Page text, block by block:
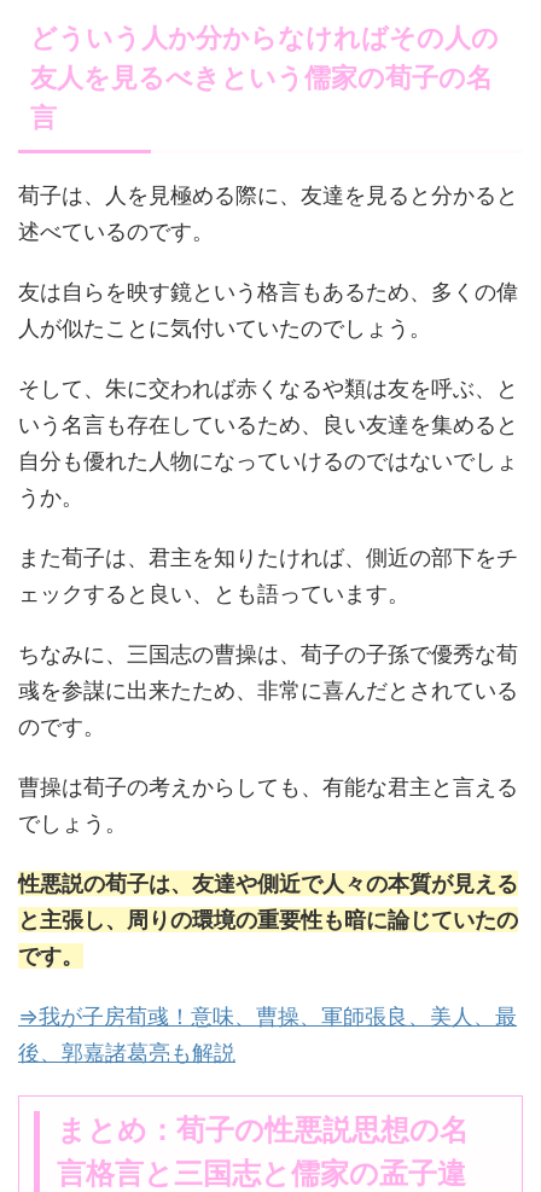
どういう人か分からなければその人の
友人を見るべきという儒家の荀子の名
言
荀子は、人を見極める際に、友達を見ると分かると
述べているのです。
友は自らを映す鏡という格言もあるため、多くの偉
人が似たことに気付いていたのでしょう。
そして、朱に交われば赤くなるや類は友を呼ぶ、と
いう名言も存在しているため、良い友達を集めると
自分も優れた人物になっていけるのではないでしょ
うか。
また荀子は、君主を知りたければ、側近の部下をチ
ェックすると良い、とも語っています。
ちなみに、三国志の曹操は、荀子の子孫で優秀な荀
彧を参謀に出来たため、非常に喜んだとされている
のです。
曹操は荀子の考えからしても、有能な君主と言える
でしょう。
性悪説の荀子は、友達や側近で人々の本質が見える
と主張し、周りの環境の重要性も暗に論じていたの
です。
⇒我が子房荀彧！意味、曹操、軍師張良、美人、最
後、郭嘉諸葛亮も解説
まとめ：荀子の性悪説思想の名
言格言と三国志と儒家の孟子違